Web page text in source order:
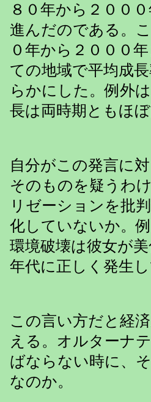
８０年から２００
進んだのである。
０年から２０００
ての地域で平均成
らかにした。例外
長は両時期ともほ
自分がこの発言に
そのものを疑うわ
リゼーションを批
化していないか。
環境破壊は彼女が
年代に正しく発生
この言い方だと経
える。オルターナ
ばならない時に、
なのか。